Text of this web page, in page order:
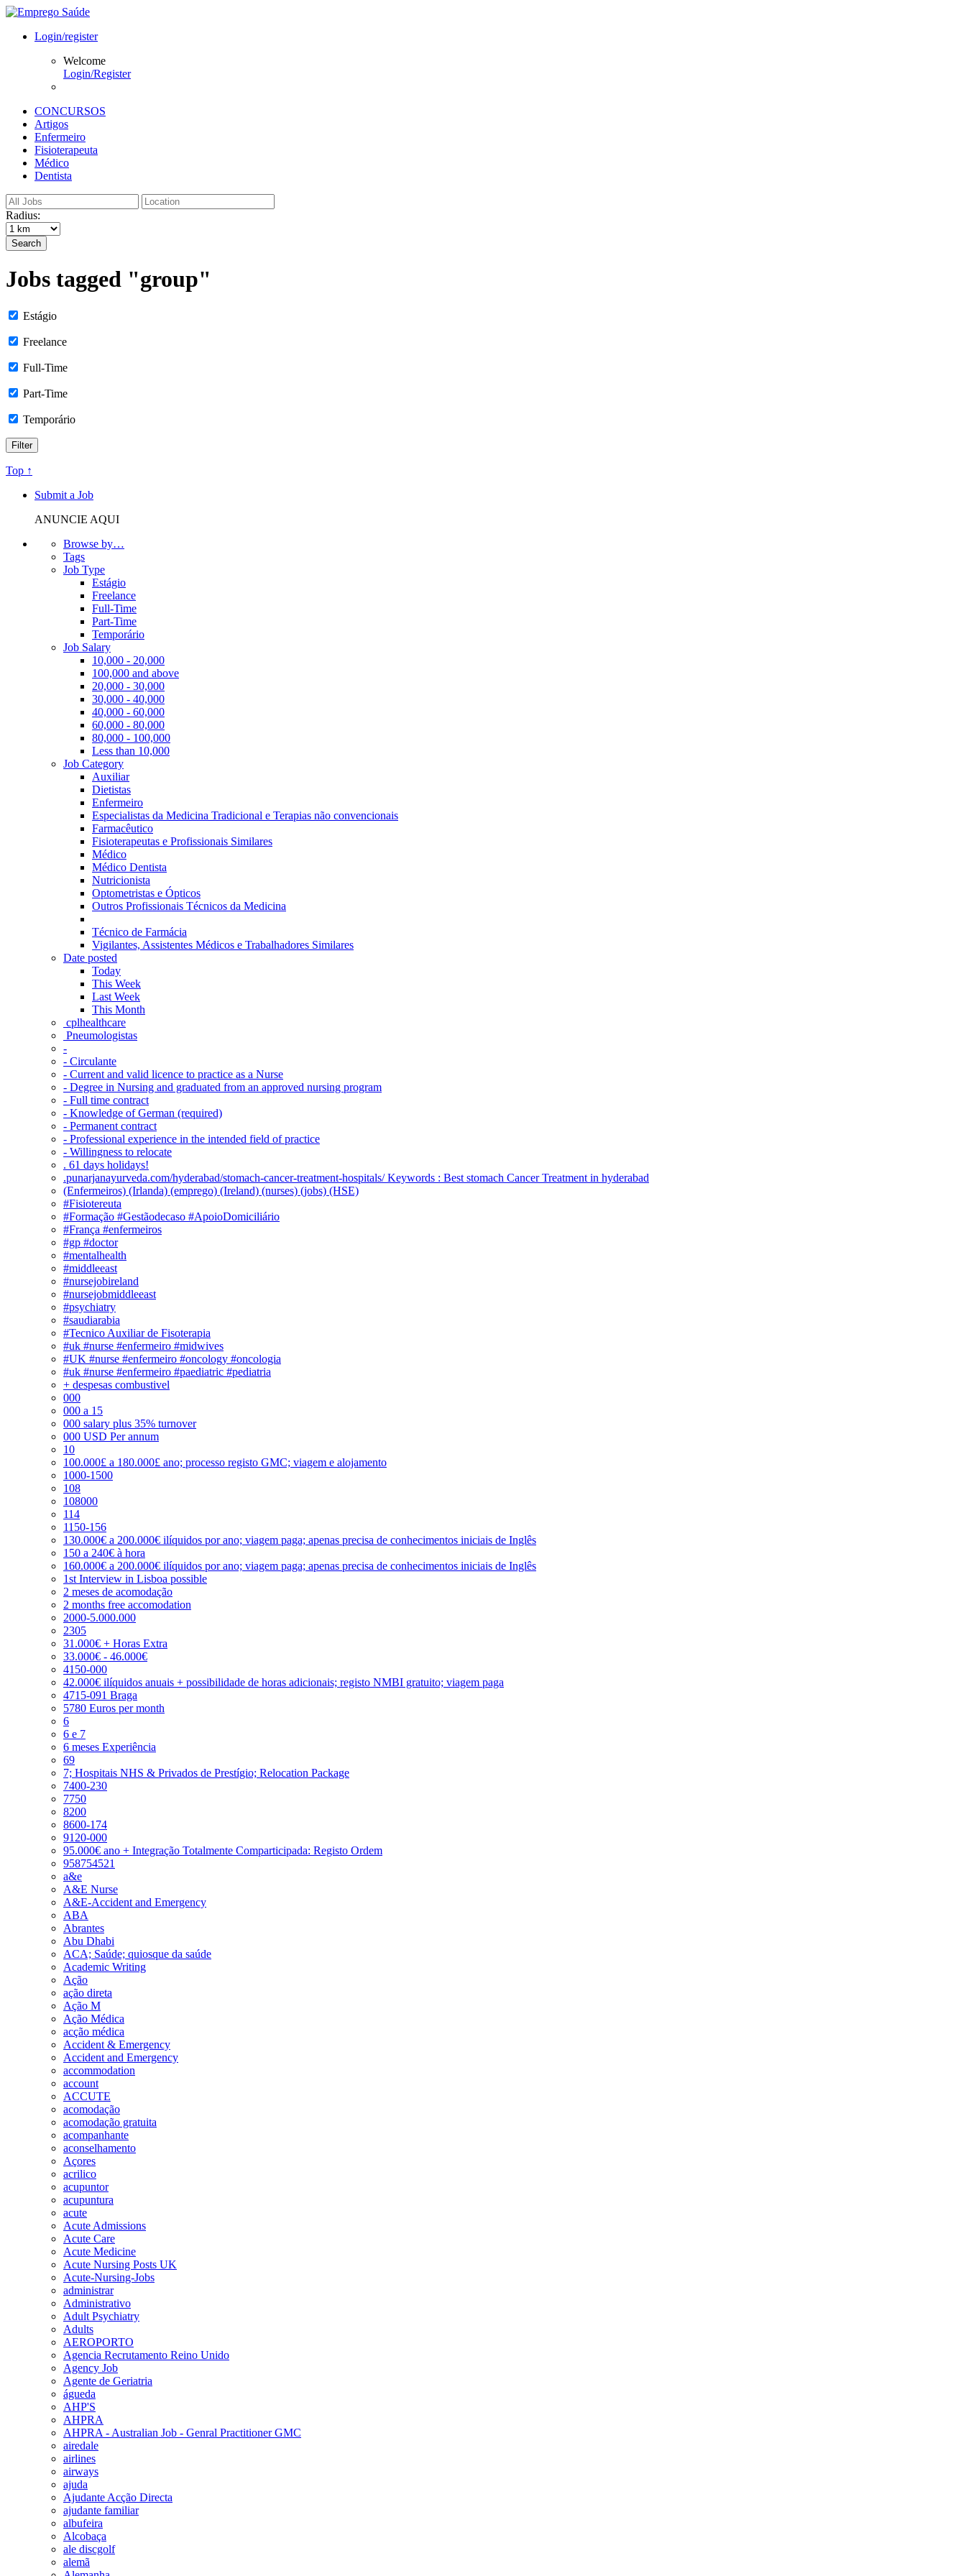
Login/register
Welcome
Login/Register
CONCURSOS
Artigos
Enfermeiro
Fisioterapeuta
Médico
Dentista
Radius:
Search
Jobs tagged "group"
Estágio
Freelance
Full-Time
Part-Time
Temporário
Top ↑
Submit a Job
ANUNCIE AQUI
Browse by…
Tags
Job Type
Estágio
Freelance
Full-Time
Part-Time
Temporário
Job Salary
10,000 - 20,000
100,000 and above
20,000 - 30,000
30,000 - 40,000
40,000 - 60,000
60,000 - 80,000
80,000 - 100,000
Less than 10,000
Job Category
Auxiliar
Dietistas
Enfermeiro
Especialistas da Medicina Tradicional e Terapias não convencionais
Farmacêutico
Fisioterapeutas e Profissionais Similares
Médico
Médico Dentista
Nutricionista
Optometristas e Ópticos
Outros Profissionais Técnicos da Medicina
Técnico de Farmácia
Vigilantes, Assistentes Médicos e Trabalhadores Similares
Date posted
Today
This Week
Last Week
This Month
‎ cplhealthcare‬
Pneumologistas
-
- Circulante
- Current and valid licence to practice as a Nurse
- Degree in Nursing and graduated from an approved nursing program
- Full time contract
- Knowledge of German (required)
- Permanent contract
- Professional experience in the intended field of practice
- Willingness to relocate
. 61 days holidays!
.punarjanayurveda.com/hyderabad/stomach-cancer-treatment-hospitals/ Keywords : Best stomach Cancer Treatment in hyderabad
(Enfermeiros) (Irlanda) (emprego) (Ireland) (nurses) (jobs) (HSE)
#Fisiotereuta
#Formação #Gestãodecaso #ApoioDomiciliário
#França #enfermeiros
#gp #doctor
#mentalhealth
#middleeast
#nursejobireland
#nursejobmiddleeast
#psychiatry
#saudiarabia
#Tecnico Auxiliar de Fisoterapia
#uk #nurse #enfermeiro #midwives
#UK #nurse #enfermeiro #oncology #oncologia
#uk #nurse #enfermeiro #paediatric #pediatria
+ despesas combustivel
000
000 a 15
000 salary plus 35% turnover
000 USD Per annum
10
100.000£ a 180.000£ ano; processo registo GMC; viagem e alojamento
1000-1500
108
108000
114
1150-156
130.000€ a 200.000€ ilíquidos por ano; viagem paga; apenas precisa de conhecimentos iniciais de Inglês
150 a 240€ à hora
160.000€ a 200.000€ ilíquidos por ano; viagem paga; apenas precisa de conhecimentos iniciais de Inglês
1st Interview in Lisboa possible
2 meses de acomodação
2 months free accomodation
2000-5.000.000
2305
31.000€ + Horas Extra
33.000€ - 46.000€
4150-000
42.000€ ilíquidos anuais + possibilidade de horas adicionais; registo NMBI gratuito; viagem paga
4715-091 Braga
5780 Euros per month
6
6 e 7
6 meses Experiência
69
7; Hospitais NHS & Privados de Prestígio; Relocation Package
7400-230
7750
8200
8600-174
9120-000
95.000€ ano + Integração Totalmente Comparticipada: Registo Ordem
958754521
a&e
A&E Nurse
A&E-Accident and Emergency
ABA
Abrantes
Abu Dhabi
ACA; Saúde; quiosque da saúde
Academic Writing
Ação
ação direta
Ação M
Ação Médica
acção médica
Accident & Emergency
Accident and Emergency
accommodation
account
ACCUTE
acomodação
acomodação gratuita
acompanhante
aconselhamento
Açores
acrilico
acupuntor
acupuntura
acute
Acute Admissions
Acute Care
Acute Medicine
Acute Nursing Posts UK
Acute-Nursing-Jobs
administrar
Administrativo
Adult Psychiatry
Adults
AEROPORTO
Agencia Recrutamento Reino Unido
Agency Job
Agente de Geriatria
águeda
AHP'S
AHPRA
AHPRA - Australian Job - Genral Practitioner GMC
airedale
airlines
airways
ajuda
Ajudante Acção Directa
ajudante familiar
albufeira
Alcobaça
ale discgolf
alemã